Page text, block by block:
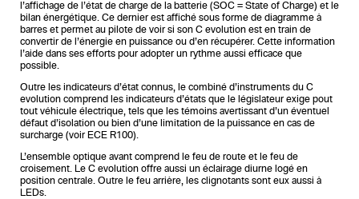
l’affichage de l’état de charge de la batterie (SOC = State of Charge) et le
bilan énergétique. Ce dernier est affiché sous forme de diagramme à
barres et permet au pilote de voir si son C evolution est en train de
convertir de l’énergie en puissance ou d’en récupérer. Cette information
l’aide dans ses efforts pour adopter un rythme aussi efficace que
possible.
Outre les indicateurs d’état connus, le combiné d’instruments du C
evolution comprend les indicateurs d’états que le législateur exige pout
tout véhicule électrique, tels que les témoins avertissant d’un éventuel
défaut d’isolation ou bien d’une limitation de la puissance en cas de
surcharge (voir ECE R100).
L’ensemble optique avant comprend le feu de route et le feu de
croisement. Le C evolution offre aussi un éclairage diurne logé en
position centrale. Outre le feu arrière, les clignotants sont eux aussi à
LEDs.